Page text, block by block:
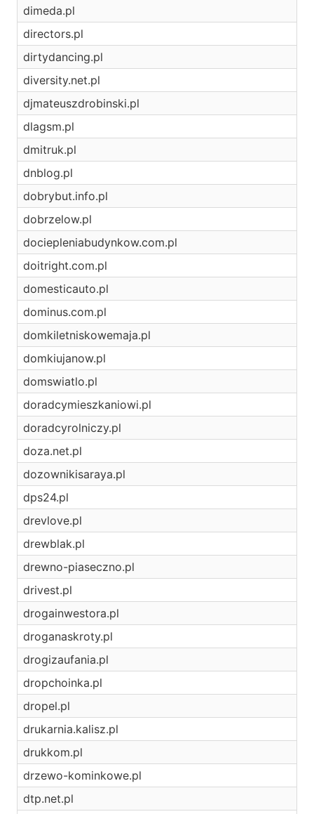
dimeda.pl
directors.pl
dirtydancing.pl
diversity.net.pl
djmateuszdrobinski.pl
dlagsm.pl
dmitruk.pl
dnblog.pl
dobrybut.info.pl
dobrzelow.pl
dociepleniabudynkow.com.pl
doitright.com.pl
domesticauto.pl
dominus.com.pl
domkiletniskowemaja.pl
domkiujanow.pl
domswiatlo.pl
doradcymieszkaniowi.pl
doradcyrolniczy.pl
doza.net.pl
dozownikisaraya.pl
dps24.pl
drevlove.pl
drewblak.pl
drewno-piaseczno.pl
drivest.pl
drogainwestora.pl
droganaskroty.pl
drogizaufania.pl
dropchoinka.pl
dropel.pl
drukarnia.kalisz.pl
drukkom.pl
drzewo-kominkowe.pl
dtp.net.pl